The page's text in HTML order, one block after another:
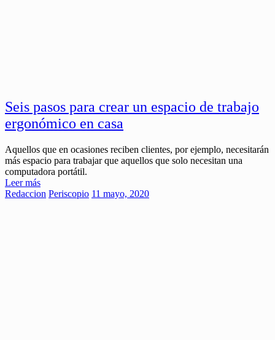
Seis pasos para crear un espacio de trabajo
ergonómico en casa
Aquellos que en ocasiones reciben clientes, por ejemplo, necesitarán
más espacio para trabajar que aquellos que solo necesitan una
computadora portátil.
Leer más
Redaccion Periscopio 11 mayo, 2020